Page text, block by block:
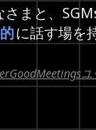
まと、
に話す場を